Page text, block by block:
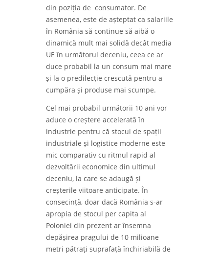
din poziția de consumator. De
asemenea, este de așteptat ca salariile
în România să continue să aibă o
dinamică mult mai solidă decât media
UE în următorul deceniu, ceea ce ar
duce probabil la un consum mai mare
și la o predilecție crescută pentru a
cumpăra și produse mai scumpe.
Cel mai probabil următorii 10 ani vor
aduce o creștere accelerată în
industrie pentru că stocul de spații
industriale și logistice moderne este
mic comparativ cu ritmul rapid al
dezvoltării economice din ultimul
deceniu, la care se adaugă și
creșterile viitoare anticipate. În
consecință, doar dacă România s-ar
apropia de stocul per capita al
Poloniei din prezent ar însemna
depășirea pragului de 10 milioane
metri pătrați suprafață închiriabilă de